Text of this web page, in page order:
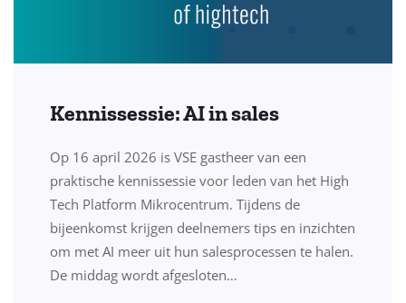
Kennissessie: AI in sales
Op 16 april 2026 is VSE gastheer van een
praktische kennissessie voor leden van het High
Tech Platform Mikrocentrum. Tijdens de
bijeenkomst krijgen deelnemers tips en inzichten
om met AI meer uit hun salesprocessen te halen.
De middag wordt afgesloten…